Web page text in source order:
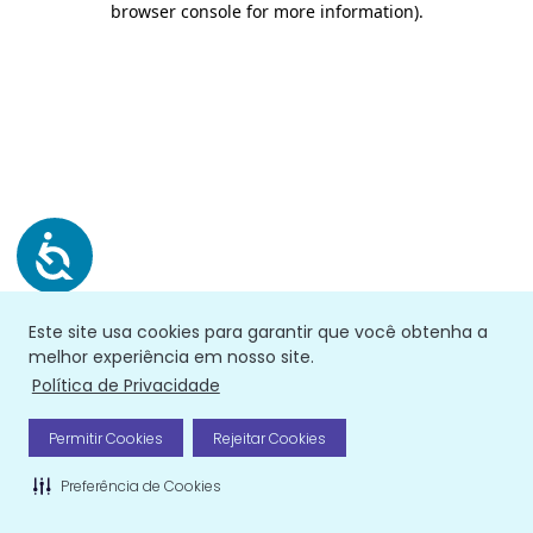
Este site usa cookies para garantir que você obtenha a
melhor experiência em nosso site.
Política de Privacidade
Permitir Cookies Rejeitar Cookies
Preferência de Cookies
browser console for more information).